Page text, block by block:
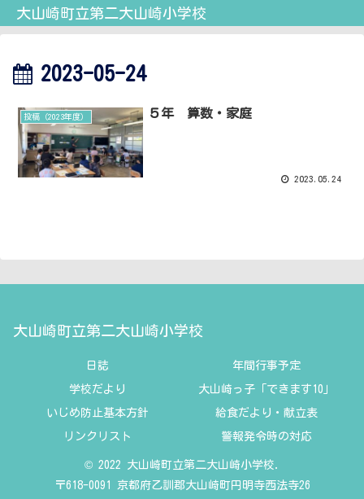
大山崎町立第二大山崎小学校
2023-05-24
投稿（2023年度） ５年 算数・家庭
2023.05.24
大山崎町立第二大山崎小学校
日誌 年間行事予定
学校だより 大山崎っ子「できます10」
いじめ防止基本方針 給食だより・献立表
リンクリスト 警報発令時の対応
© 2022 大山崎町立第二大山崎小学校.
〒618-0091 京都府乙訓郡大山崎町円明寺西法寺26